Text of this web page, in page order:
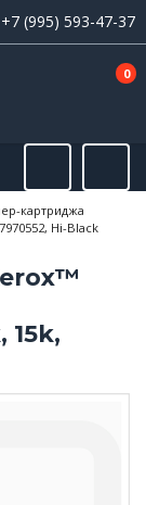
+7 (995) 593-47-37
0
картриджа
Hi-Black
15k,